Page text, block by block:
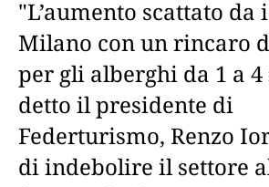
"L’aumento scattato da
Milano con un rincaro
per gli alberghi da 1 a 4
detto il presidente di
Federturismo, Renzo
di indebolire il settore